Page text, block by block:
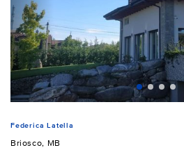
Federica Latella
Briosco, MB